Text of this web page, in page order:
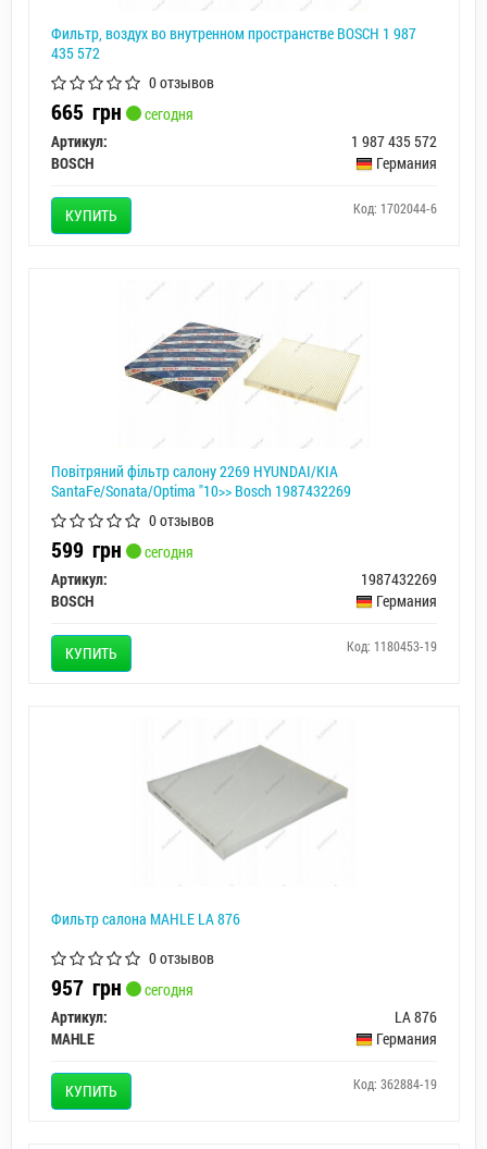
Фильтр, воздух во внутренном пространстве BOSCH 1 987
435 572
0 отзывов
665 грн
сегодня
Артикул:
1 987 435 572
BOSCH
Германия
КУПИТЬ Код: 1702044-6
Повітряний фільтр салону 2269 HYUNDAI/KIA
SantaFe/Sonata/Optima "10>> Bosch 1987432269
0 отзывов
599 грн
сегодня
Артикул:
1987432269
BOSCH
Германия
КУПИТЬ Код: 1180453-19
Фильтр салона MAHLE LA 876
0 отзывов
957 грн
сегодня
Артикул:
LA 876
MAHLE
Германия
КУПИТЬ Код: 362884-19